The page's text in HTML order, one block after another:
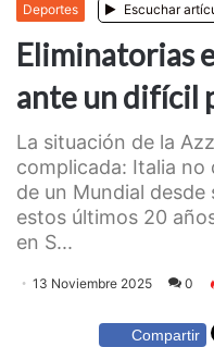
Deportes Escuchar
Eliminatorias
ante un difícil
La situación de la
complicada: Italia
de un Mundial
estos últimos 20
en S...
13 Noviembre 2025 0
Compartir